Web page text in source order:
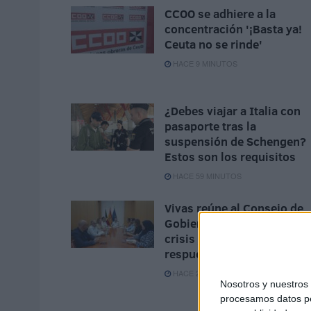
Nosotros y nuestros
procesamos datos
CCOO se adhiere a la
concentración '¡Basta ya!
Ceuta no se rinde'
HACE 9 MINUTOS
¿Debes viajar a Italia con
pasaporte tras la
suspensión de Schengen?
Estos son los requisitos
HACE 59 MINUTOS
Vivas reúne al Consejo de
Gobierno para abordar la
crisis y reclamar una
respuesta europea
HACE 2 HORAS